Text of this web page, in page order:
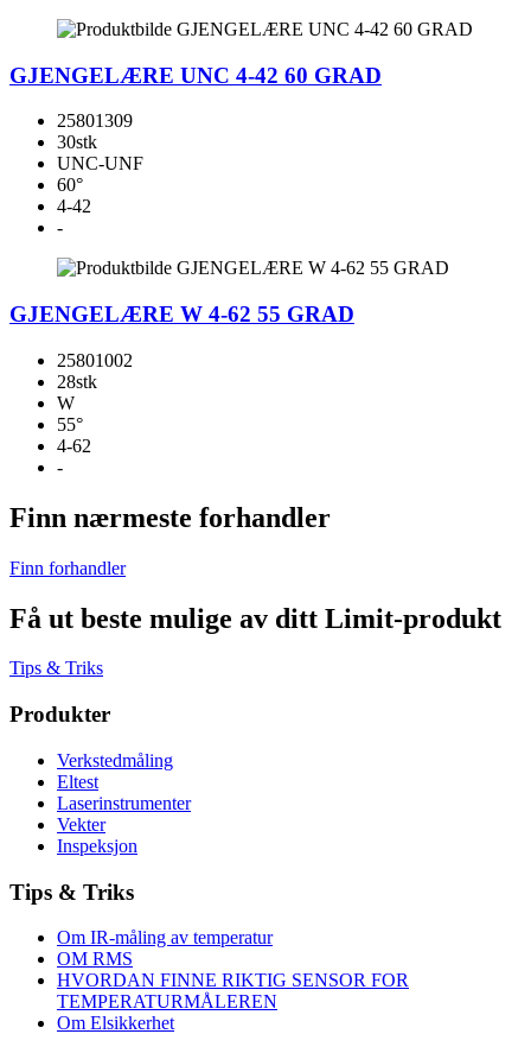
GJENGELÆRE UNC 4-42 60 GRAD
25801309
30stk
UNC-UNF
60°
4-42
-
GJENGELÆRE W 4-62 55 GRAD
25801002
28stk
W
55°
4-62
-
Finn nærmeste forhandler
Finn forhandler
Få ut beste mulige av ditt Limit-produkt
Tips & Triks
Produkter
Verkstedmåling
Eltest
Laserinstrumenter
Vekter
Inspeksjon
Tips & Triks
Om IR-måling av temperatur
OM RMS
HVORDAN FINNE RIKTIG SENSOR FOR
TEMPERATURMÅLEREN
Om Elsikkerhet